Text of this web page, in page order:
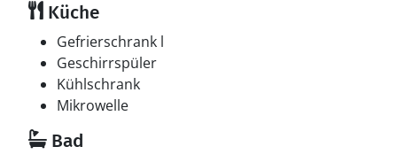
Küche
Gefrierschrank l
Geschirrspüler
Kühlschrank
Mikrowelle
Bad